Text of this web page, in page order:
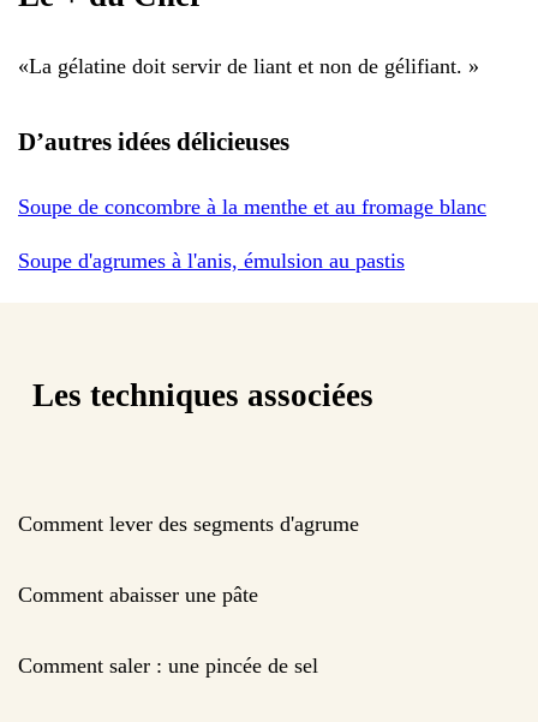
«La gélatine doit servir de liant et non de gélifiant. »
D’autres idées délicieuses
Soupe de concombre à la menthe et au fromage blanc
Soupe d'agrumes à l'anis, émulsion au pastis
Les techniques associées
Comment lever des segments d'agrume
Comment abaisser une pâte
Comment saler : une pincée de sel